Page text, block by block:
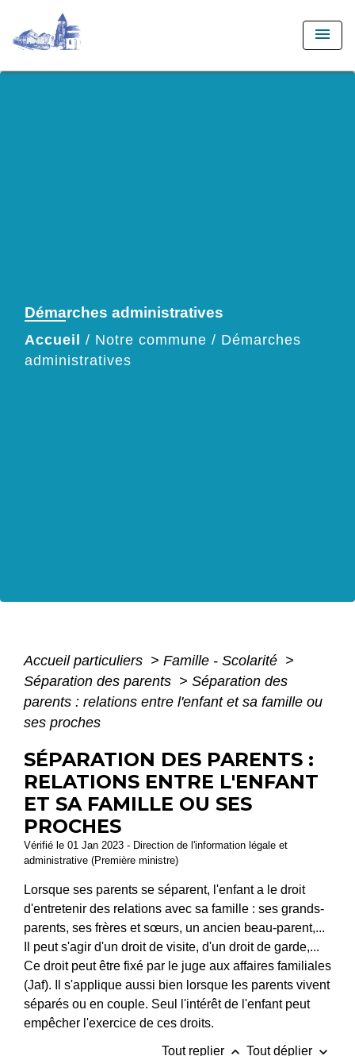
menu
Démarches administratives
Accueil / Notre commune / Démarches
administratives
Accueil particuliers > Famille - Scolarité >
Séparation des parents > Séparation des
parents : relations entre l'enfant et sa famille ou
ses proches
SÉPARATION DES PARENTS :
RELATIONS ENTRE L'ENFANT
ET SA FAMILLE OU SES
PROCHES
Vérifié le 01 Jan 2023 - Direction de l'information légale et
administrative (Première ministre)
Lorsque ses parents se séparent, l'enfant a le droit
d'entretenir des relations avec sa famille : ses grands-
parents, ses frères et sœurs, un ancien beau-parent,...
Il peut s'agir d'un droit de visite, d'un droit de garde,...
Ce droit peut être fixé par le juge aux affaires familiales
(Jaf). Il s'applique aussi bien lorsque les parents vivent
séparés ou en couple. Seul l'intérêt de l'enfant peut
empêcher l'exercice de ces droits.
Tout replier keyboard_arrow_up Tout déplier keyboard_arrow_down